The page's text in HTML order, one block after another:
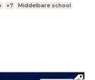
+7
Middelbare school